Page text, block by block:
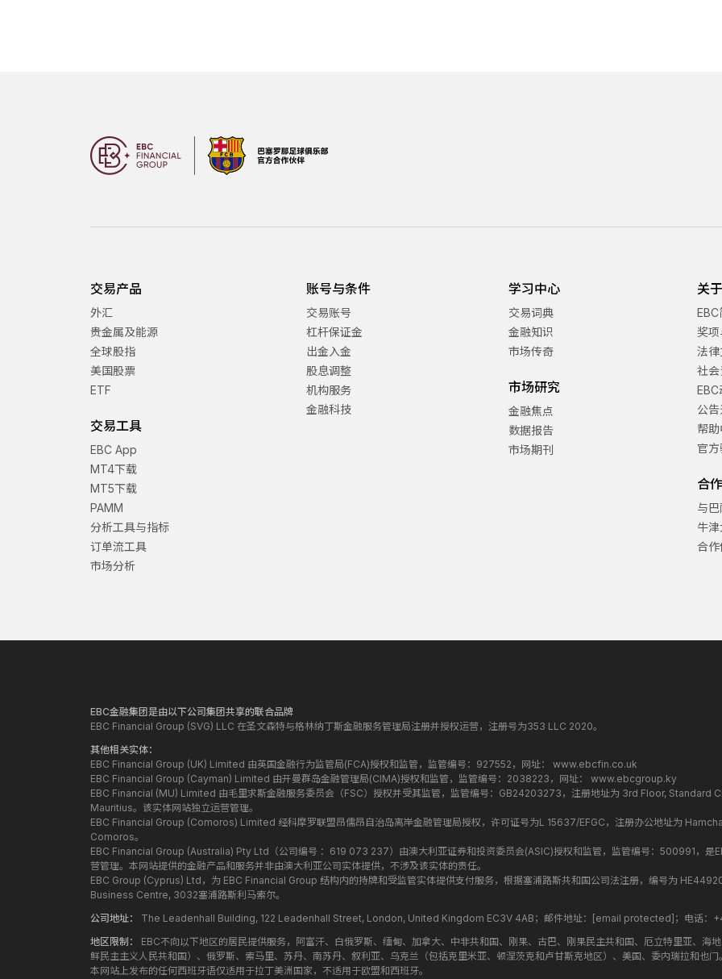
交易产品
外汇
贵金属及能源
全球股指
美国股票
ETF
交易工具
EBC App
MT4下载
MT5下载
PAMM
分析工具与指标
订单流工具
市场分析
账号与条件
交易账号
杠杆保证金
出金入金
股息调整
机构服务
金融科技
学习中心
交易词典
金融知识
市场传奇
市场研究
金融焦点
数据报告
市场期刊
关
奖
法
社
公
帮
官
合
与
牛
合
EBC金融集团是由以下公司集团共享的联合品牌
EBC Financial Group (SVG) LLC 在圣文森特与格林纳丁斯金融服务管理局注册并授权运营，注册号为353 LLC 2020。
其他相关实体：
EBC Financial Group (UK) Limited 由英国金融行为监管局(FCA)授权和监管，监管编号：927552，网址： www.ebcfin.co.uk
EBC Financial Group (Cayman) Limited 由开曼群岛金融管理局(CIMA)授权和监管，监管编号：2038223，网址： www.ebcgroup.ky
EBC Financial (MU) Limited 由毛里求斯金融服务委员会（FSC）授权并受其监管，监管编号：GB24203273，注册地址为 3rd Floor,
Mauritius。该实体网站独立运营管理。
EBC Financial Group (Comoros) Limited 经科摩罗联盟昂儒昂自治岛离岸金融管理局授权，许可证号为L 15637/EFGC，注册办公地址为
Comoros。
EBC Financial Group (Australia) Pty Ltd（公司编号 ：619 073 237）由澳大利亚证券和投资委员会(ASIC)授权和监管，监管编号：500991，是
营管理。本网站提供的金融产品和服务并非由澳大利亚公司实体提供，不涉及该实体的责任。
EBC Group (Cyprus) Ltd，为 EBC Financial Group 结构内的持牌和受监管实体提供支付服务，根据塞浦路斯共和国公司法注册，编号为
Business Centre, 3032塞浦路斯利马索尔。
公司地址：
The Leadenhall Building, 122 Leadenhall Street, London, United Kingdom EC3V 4AB；邮件地址： [email protected] ；电话：
地区限制：
EBC不向以下地区的居民提供服务，阿富汗、白俄罗斯、缅甸、加拿大、中非共和国、刚果、古巴、刚果民主共和国、厄立特里亚、海
鲜民主主义人民共和国）、俄罗斯、索马里、苏丹、南苏丹、叙利亚、乌克兰（包括克里米亚、顿涅茨克和卢甘斯克地区）、美国、委内瑞拉和也
本网站上发布的任何西班牙语仅适用于拉丁美洲国家，不适用于欧盟和西班牙。